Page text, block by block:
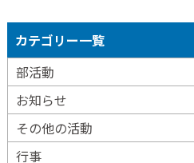
カテゴリー一覧
部活動
お知らせ
その他の活動
行事